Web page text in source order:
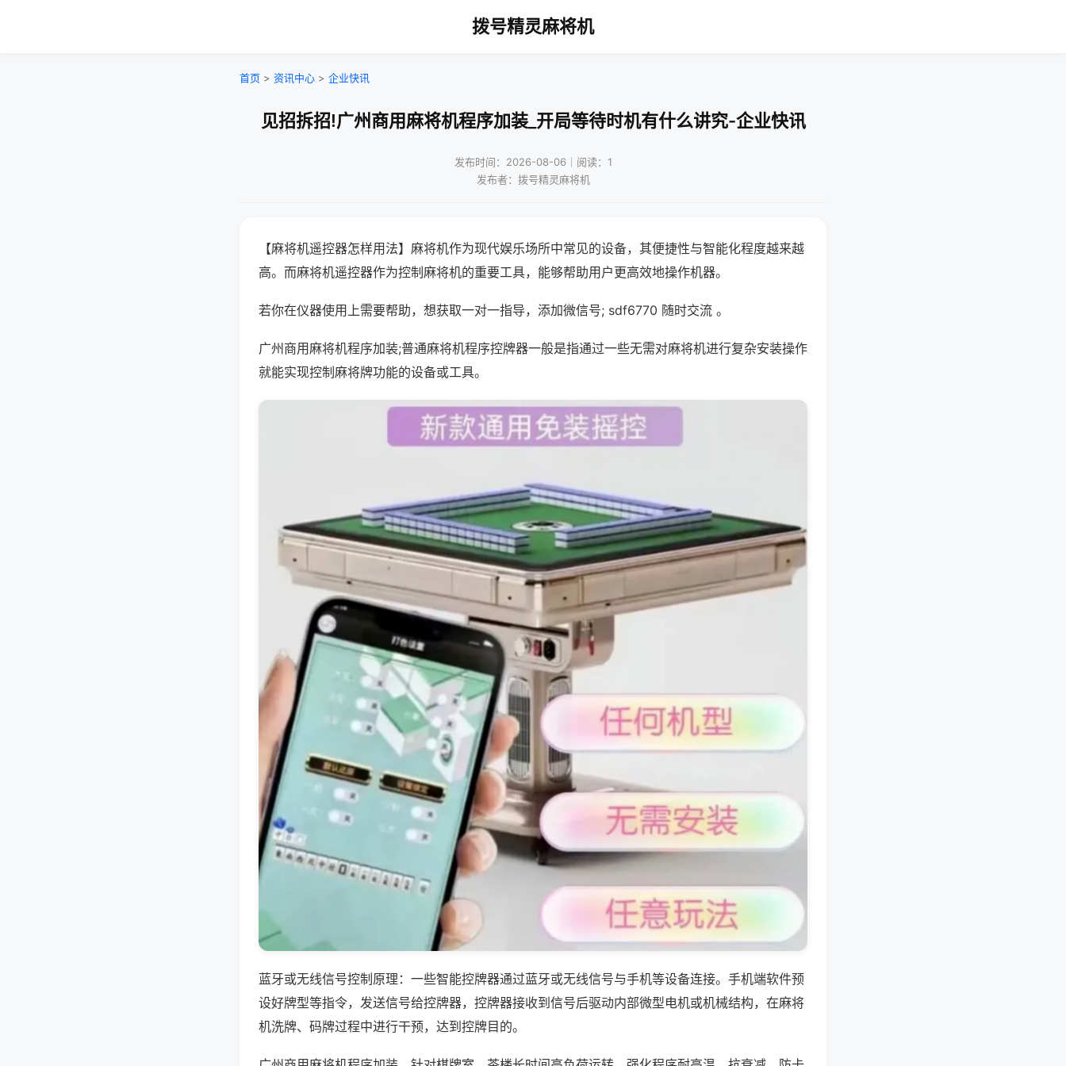
拨号精灵麻将机
首页 > 资讯中心 > 企业快讯
见招拆招!广州商用麻将机程序加装_开局等待时机有什么讲究-企业快讯
发布时间：2026-08-06｜阅读：1
发布者：拨号精灵麻将机
【麻将机遥控器怎样用法】麻将机作为现代娱乐场所中常见的设备，其便捷性与智能化程度越来越
高。而麻将机遥控器作为控制麻将机的重要工具，能够帮助用户更高效地操作机器。
若你在仪器使用上需要帮助，想获取一对一指导，添加微信号; sdf6770 随时交流 。
广州商用麻将机程序加装;普通麻将机程序控牌器一般是指通过一些无需对麻将机进行复杂安装操作
就能实现控制麻将牌功能的设备或工具。
蓝牙或无线信号控制原理：一些智能控牌器通过蓝牙或无线信号与手机等设备连接。手机端软件预
设好牌型等指令，发送信号给控牌器，控牌器接收到信号后驱动内部微型电机或机械结构，在麻将
机洗牌、码牌过程中进行干预，达到控牌目的。